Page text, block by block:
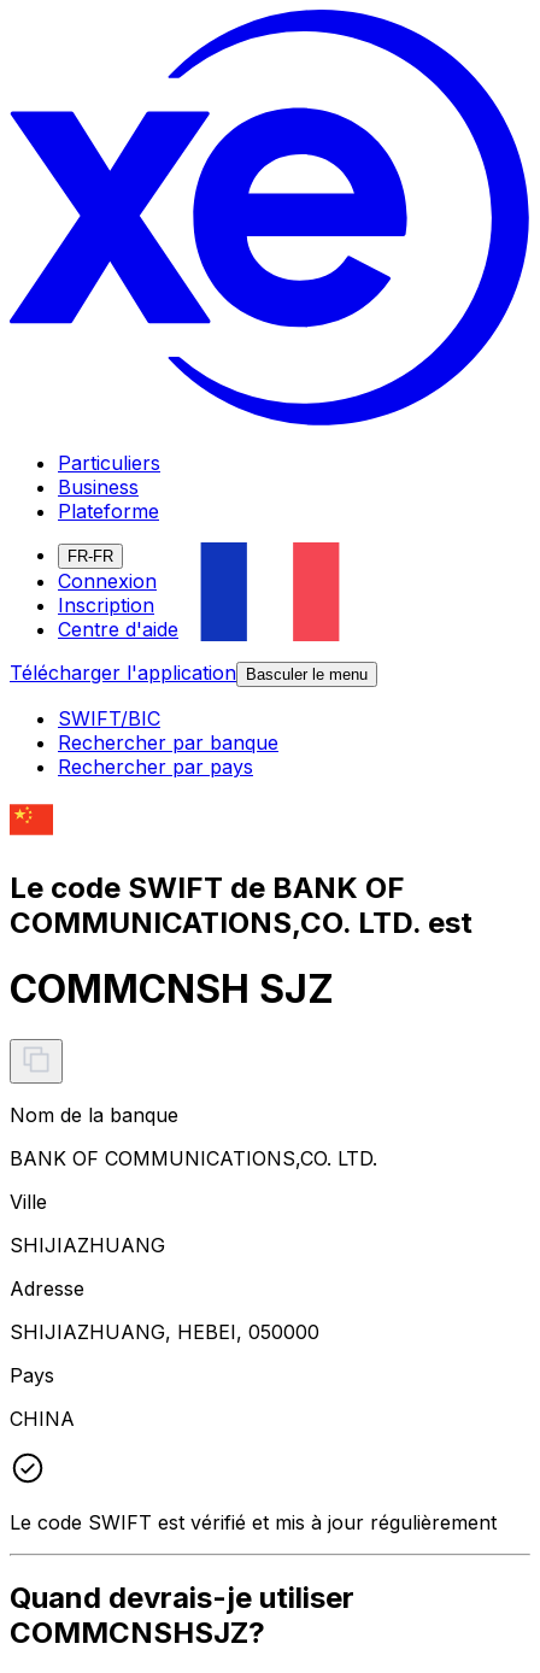
Particuliers
Business
Plateforme
FR-FR
Connexion
Inscription
Centre d'aide
Télécharger l'application
Basculer le menu
SWIFT/BIC
Rechercher par banque
Rechercher par pays
Le code SWIFT de BANK OF
COMMUNICATIONS,CO. LTD. est
COMMCNSH SJZ
Nom de la banque
BANK OF COMMUNICATIONS,CO. LTD.
Ville
SHIJIAZHUANG
Adresse
SHIJIAZHUANG, HEBEI, 050000
Pays
CHINA
Le code SWIFT est vérifié et mis à jour régulièrement
Quand devrais-je utiliser
COMMCNSHSJZ?